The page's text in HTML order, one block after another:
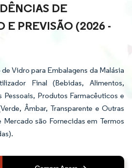
DE
E PREVISÃO (2026 -
Vidro para Embalagens da Malásia
Final (Bebidas, Alimentos,
Produtos Farmacêuticos e
Âmbar, Transparente e Outras
são Fornecidas em Termos